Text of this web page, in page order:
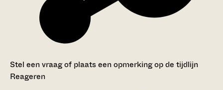
Stel een vraag of plaats een opmerking op de tijdlijn
Reageren